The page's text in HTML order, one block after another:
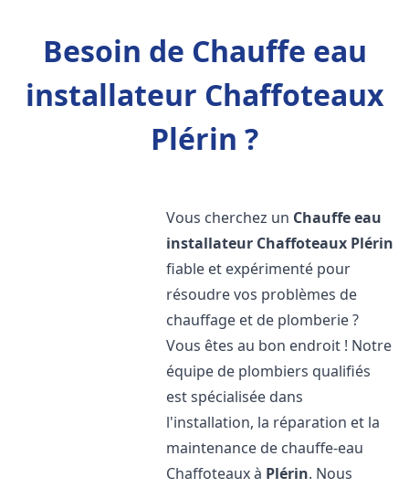
Besoin de Chauffe eau
installateur Chaffoteaux
Plérin ?
Vous cherchez un Chauffe eau
installateur Chaffoteaux Plérin
fiable et expérimenté pour
résoudre vos problèmes de
chauffage et de plomberie ?
Vous êtes au bon endroit ! Notre
équipe de plombiers qualifiés
est spécialisée dans
l'installation, la réparation et la
maintenance de chauffe-eau
Chaffoteaux à Plérin. Nous